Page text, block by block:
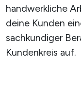
handwerkliche
deine Kunden
sachkundiger
Kundenkreis auf.